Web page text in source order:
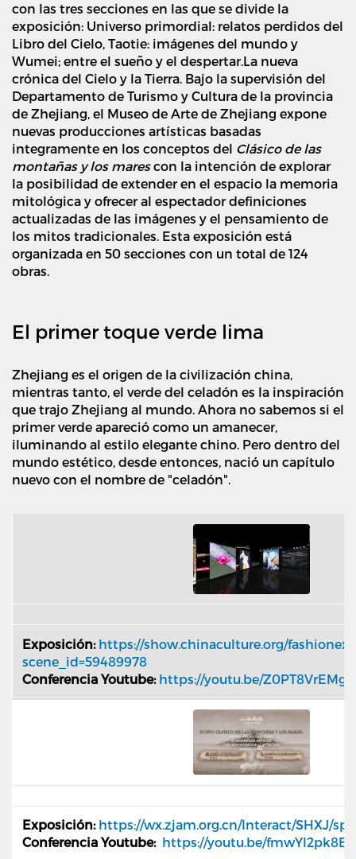
con las tres secciones en las que se divide la
exposición: Universo primordial: relatos perdidos del
Libro del Cielo, Taotie: imágenes del mundo y
Wumei; entre el sueño y el despertar.La nueva
crónica del Cielo y la Tierra. Bajo la supervisión del
Departamento de Turismo y Cultura de la provincia
de Zhejiang, el Museo de Arte de Zhejiang expone
nuevas producciones artísticas basadas
integramente en los conceptos del Clásico de las
montañas y los marescon la intención de explorar
la posibilidad de extender en el espacio la memoria
mitológica y ofrecer al espectador definiciones
actualizadas de las imágenes y el pensamiento de
los mitos tradicionales. Esta exposición está
organizada en 50 secciones con un total de 124
obras.
El primer toque verde lima
Zhejiang es el origen de la civilización china,
mientras tanto, el verde del celadón es la inspiración
que trajo Zhejiang al mundo. Ahora no sabemos si el
primer verde apareció como un amanecer,
iluminando al estilo elegante chino. Pero dentro del
mundo estético, desde entonces, nació un capítulo
nuevo con el nombre de "celadón".
Exposición: https://show.chinaculture.org/
scene_id=59489978
Conferencia Youtube: https://youtu.be/Z0PT8VrEMgo
Exposición: https://wx.zjam.org.cn/Interact/SHXJ/
Conferencia Youtube: https://youtu.be/